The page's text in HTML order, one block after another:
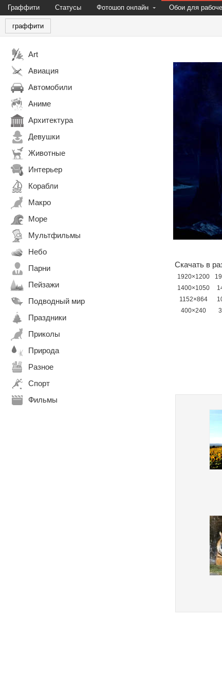
Граффити Статусы Фотошоп онлайн Обои для
граффити
Art
Авиация
Автомобили
Аниме
Архитектура
Девушки
Животные
Интерьер
Корабли
Макро
Море
Мультфильмы
Небо
Парни
Пейзажи
Подводный мир
Праздники
Приколы
Природа
Разное
Спорт
Фильмы
Скачать в
1920×1200
1400×1050
1152×864
400×240